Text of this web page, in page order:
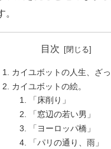
。
目次
カイユボットの人生、ざっ
カイユボットの絵。
「床削り」
「窓辺の若い男」
「ヨーロッパ橋」
「パリの通り、雨」